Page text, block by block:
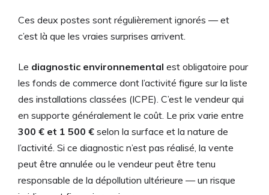
Ces deux postes sont régulièrement ignorés — et
c’est là que les vraies surprises arrivent.
Le diagnostic environnemental est obligatoire pour
les fonds de commerce dont l’activité figure sur la liste
des installations classées (ICPE). C’est le vendeur qui
en supporte généralement le coût. Le prix varie entre
300 € et 1 500 € selon la surface et la nature de
l’activité. Si ce diagnostic n’est pas réalisé, la vente
peut être annulée ou le vendeur peut être tenu
responsable de la dépollution ultérieure — un risque